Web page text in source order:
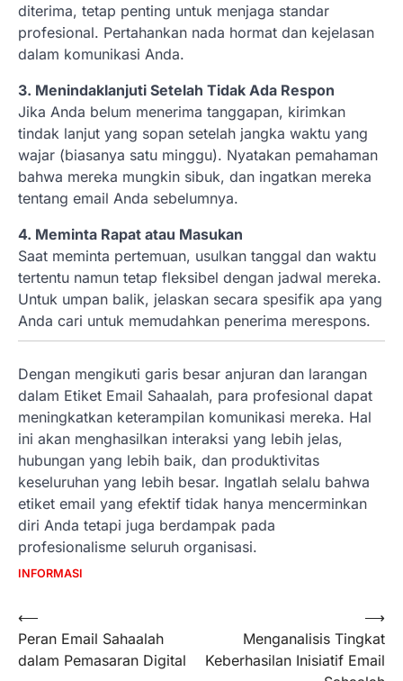
diterima, tetap penting untuk menjaga standar
profesional. Pertahankan nada hormat dan kejelasan
dalam komunikasi Anda.
3. Menindaklanjuti Setelah Tidak Ada Respon
Jika Anda belum menerima tanggapan, kirimkan
tindak lanjut yang sopan setelah jangka waktu yang
wajar (biasanya satu minggu). Nyatakan pemahaman
bahwa mereka mungkin sibuk, dan ingatkan mereka
tentang email Anda sebelumnya.
4. Meminta Rapat atau Masukan
Saat meminta pertemuan, usulkan tanggal dan waktu
tertentu namun tetap fleksibel dengan jadwal mereka.
Untuk umpan balik, jelaskan secara spesifik apa yang
Anda cari untuk memudahkan penerima merespons.
Dengan mengikuti garis besar anjuran dan larangan
dalam Etiket Email Sahaalah, para profesional dapat
meningkatkan keterampilan komunikasi mereka. Hal
ini akan menghasilkan interaksi yang lebih jelas,
hubungan yang lebih baik, dan produktivitas
keseluruhan yang lebih besar. Ingatlah selalu bahwa
etiket email yang efektif tidak hanya mencerminkan
diri Anda tetapi juga berdampak pada
profesionalisme seluruh organisasi.
INFORMASI
Navigasi
pos
⟵
Peran Email Sahaalah
dalam Pemasaran Digital
Menganalisis Tingkat
Keberhasilan Inisiatif Email
⟶